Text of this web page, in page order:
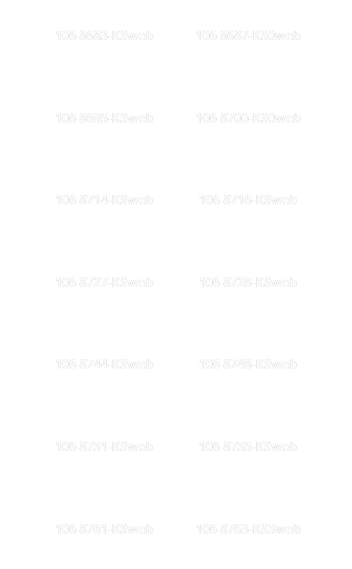
106 8683-KSweb 106 8687-KS0web
106 8695-KSweb 106 8700-KS0web
106 8714-KSweb 106 8716-KSweb
106 8727-KSweb 106 8728-KSweb
106 8744-KSweb 106 8748-KSweb
106 8751-KSweb 106 8755-KSweb
106 8761-KSweb 106 8763-KS5web